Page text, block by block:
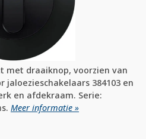
met draaiknop, voorzien van
jaloezieschakelaars 384103 en
en afdekraam. Serie:
Meer informatie »